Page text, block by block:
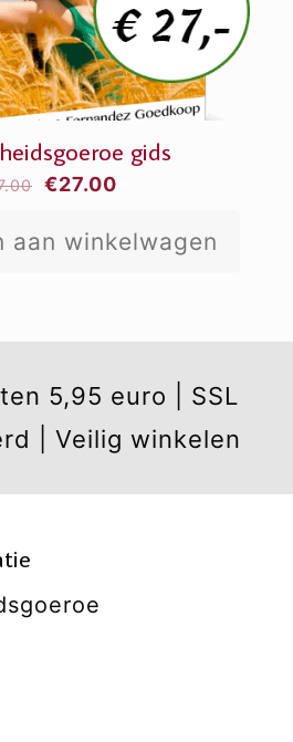
gids
Oorspronkelijke
was:
€27.00
is:
aan winkelwagen
5,95 euro | SSL
| Veilig winkelen